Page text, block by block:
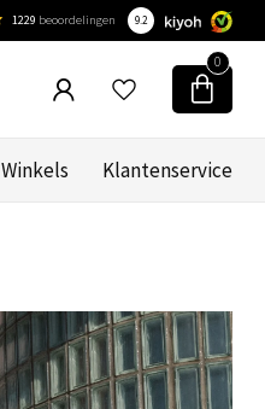
1229 beoordelingen 9.2
0
Winkels Klantenservice